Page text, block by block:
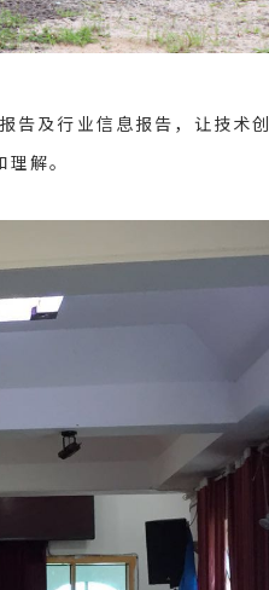
告及行业信息报告，让技术创
解。